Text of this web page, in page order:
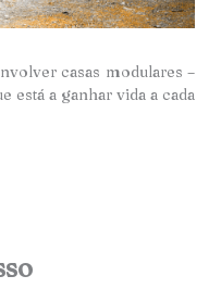
casas modulares –
está a ganhar vida a cada